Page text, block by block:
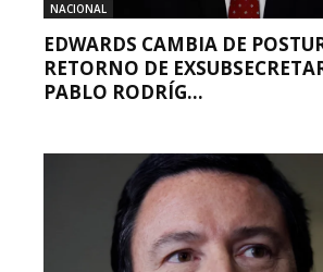
NACIONAL
EDWARDS CAMBIA DE
RETORNO DE
PABLO RODRÍG...